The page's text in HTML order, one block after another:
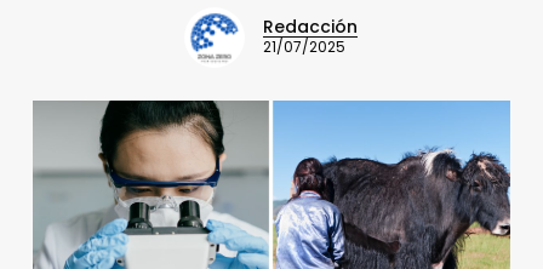
Redacción
21/07/2025